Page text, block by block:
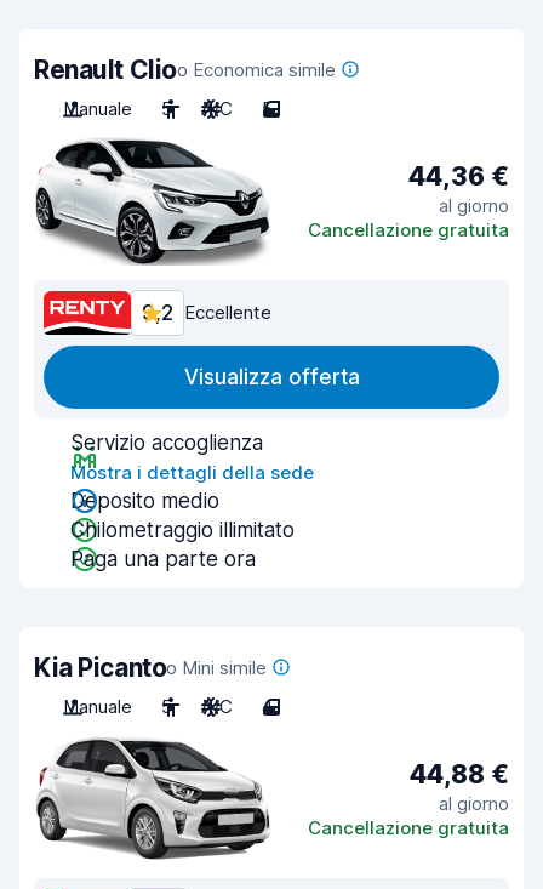
Renault Clioo Economica simile
Manuale
5 A/C 5
44,36 €
al giorno
Cancellazione gratuita
9,2 Eccellente
Visualizza offerta
Servizio accoglienza
Mostra i dettagli della sede
Deposito medio
Chilometraggio illimitato
Paga una parte ora
Kia Picantoo Mini simile
Manuale
5 A/C 4
44,88 €
al giorno
Cancellazione gratuita